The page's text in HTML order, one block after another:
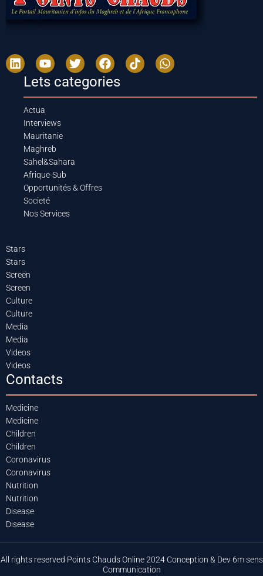
Lets categories
Actua
Interviews
Mauritanie
Maghreb
Sahel&Sahara
Afrique-Sub
Opportunités & Offres
Societé
Nos Services
Stars
Stars
Screen
Screen
Culture
Culture
Media
Media
Videos
Videos
Contacts
Medicine
Medicine
Children
Children
Coronavirus
Coronavirus
Nutrition
Nutrition
Disease
Disease
All rights reserved Points Chauds Online 2024 Conception & Dev 6m sens
Communication